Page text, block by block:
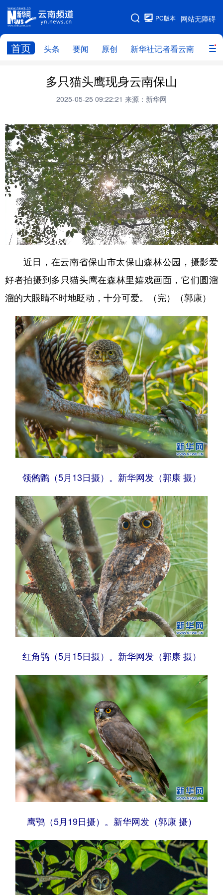
网站无障碍
PC版本
首页 头条 要闻 原创 新华社记者看云南 政务
网站地图
头条 云南要闻 本网原创
新华社记者看云南 政务
教育
州市
社会
图片
经济 服务 云南故事
云南青年说 趣看文物
多只猫头鹰现身云南保山
2025-05-25 09:22:21 来源：新华网
近日，在云南省保山市太保山森林公园，摄影爱
好者拍摄到多只猫头鹰在森林里嬉戏画面，它们圆溜
溜的大眼睛不时地眨动，十分可爱。（完）（郭康）
领鸺鹠（5月13日摄）。新华网发（郭康 摄）
红角鸮（5月15日摄）。新华网发（郭康 摄）
鹰鸮（5月19日摄）。新华网发（郭康 摄）